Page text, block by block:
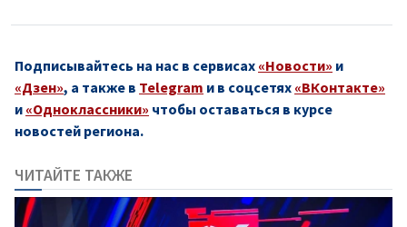
Подписывайтесь на нас в сервисах «Новости» и
«Дзен», а также в Telegram и в соцсетях «ВКонтакте»
и «Одноклассники» чтобы оставаться в курсе
новостей региона.
ЧИТАЙТЕ ТАКЖЕ